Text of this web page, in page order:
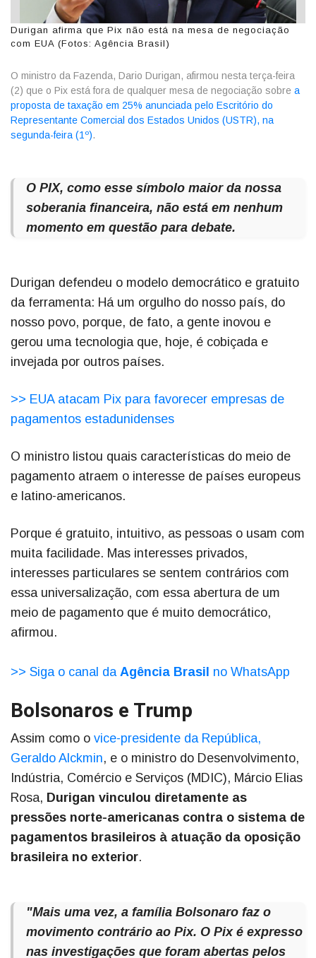
Durigan afirma que Pix não está na mesa de negociação
com EUA (Fotos: Agência Brasil)
O ministro da Fazenda, Dario Durigan, afirmou nesta terça-feira
(2) que o Pix está fora de qualquer mesa de negociação sobre a
proposta de taxação em 25% anunciada pelo Escritório do
Representante Comercial dos Estados Unidos (USTR), na
segunda-feira (1º).
O PIX, como esse símbolo maior da nossa
soberania financeira, não está em nenhum
momento em questão para debate.
Durigan defendeu o modelo democrático e gratuito
da ferramenta: Há um orgulho do nosso país, do
nosso povo, porque, de fato, a gente inovou e
gerou uma tecnologia que, hoje, é cobiçada e
invejada por outros países.
>> EUA atacam Pix para favorecer empresas de
pagamentos estadunidenses
O ministro listou quais características do meio de
pagamento atraem o interesse de países europeus
e latino-americanos.
Porque é gratuito, intuitivo, as pessoas o usam com
muita facilidade. Mas interesses privados,
interesses particulares se sentem contrários com
essa universalização, com essa abertura de um
meio de pagamento que é muito democrático,
afirmou.
>> Siga o canal da Agência Brasil no WhatsApp
Bolsonaros e Trump
Assim como o vice-presidente da República,
Geraldo Alckmin, e o ministro do Desenvolvimento,
Indústria, Comércio e Serviços (MDIC), Márcio Elias
Rosa, Durigan vinculou diretamente as
pressões norte-americanas contra o sistema de
pagamentos brasileiros à atuação da oposição
brasileira no exterior.
"Mais uma vez, a família Bolsonaro faz o
movimento contrário ao Pix. O Pix é expresso
nas investigações que foram abertas pelos